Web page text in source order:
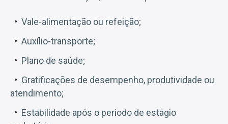
Vale-alimentação ou refeição;
Auxílio-transporte;
Plano de saúde;
Gratificações de desempenho, produtividade ou
atendimento;
Estabilidade após o período de estágio